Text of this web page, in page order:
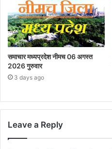
समाचार मध्यप्रदेश नीमच 06 अगस्त
2026 गुरुवार
3 days ago
Leave a Reply